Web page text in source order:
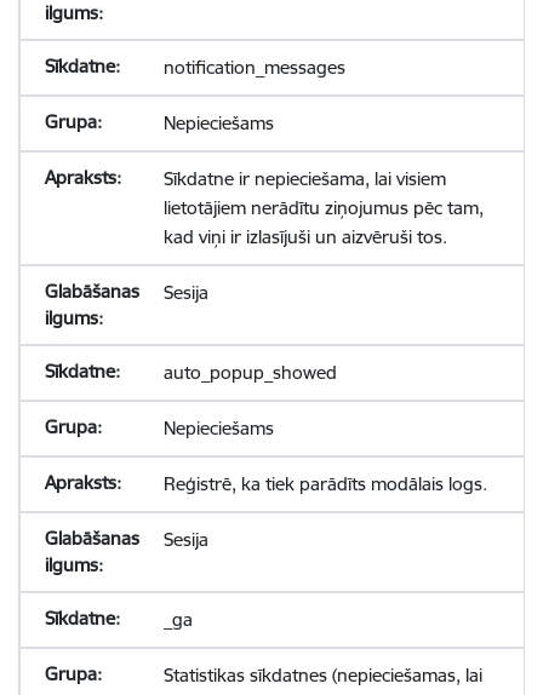
notification_messages
Nepieciešams
Sīkdatne ir nepieciešama, lai visiem
lietotājiem nerādītu ziņojumus pēc tam,
kad viņi ir izlasījuši un aizvēruši tos.
Sesija
auto_popup_showed
Nepieciešams
Reģistrē, ka tiek parādīts modālais logs.
Sesija
_ga
Statistikas sīkdatnes (nepieciešamas, lai